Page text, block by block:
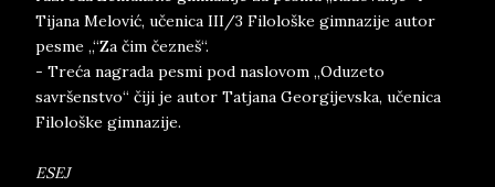
Tijana Melović, učenica III/3 Filološke gimnazije autor
pesme „“Za čim čezneš“.
- Treća nagrada pesmi pod naslovom „Oduzeto
savršenstvo“ čiji je autor Tatjana Georgijevska, učenica
Filološke gimnazije.
ESEJ